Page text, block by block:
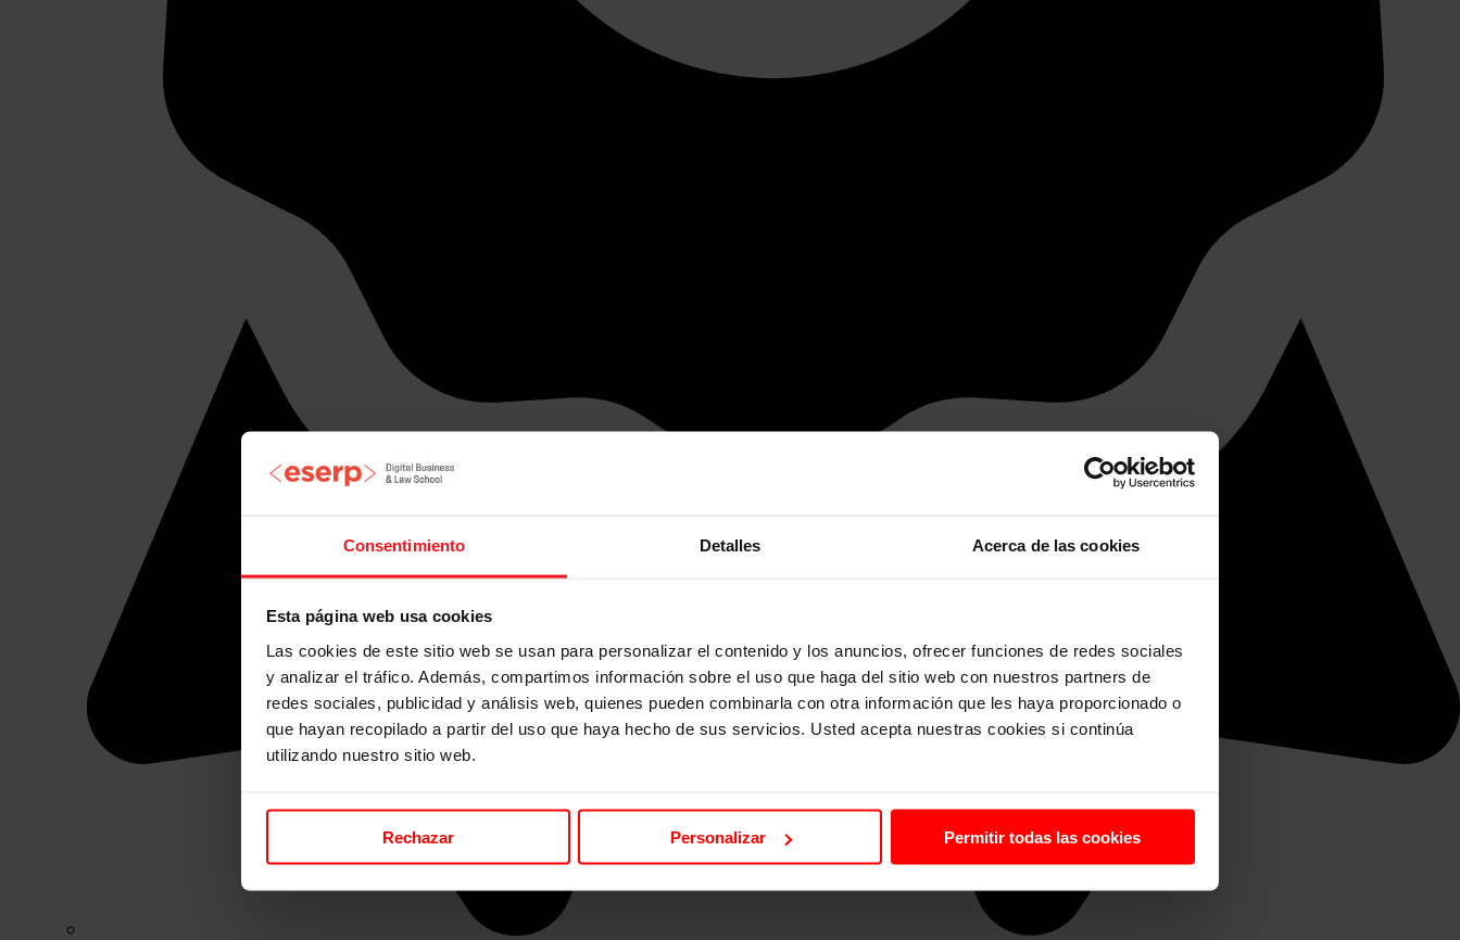
Consentimiento Detalles Acerca de las cookies
Esta página web usa cookies
Las cookies de este sitio web se usan para personalizar el contenido y los anuncios, ofrecer funciones de redes sociales
y analizar el tráfico. Además, compartimos información sobre el uso que haga del sitio web con nuestros partners de
redes sociales, publicidad y análisis web, quienes pueden combinarla con otra información que les haya proporcionado o
que hayan recopilado a partir del uso que haya hecho de sus servicios. Usted acepta nuestras cookies si continúa
utilizando nuestro sitio web.
Rechazar Personalizar Permitir todas las cookies